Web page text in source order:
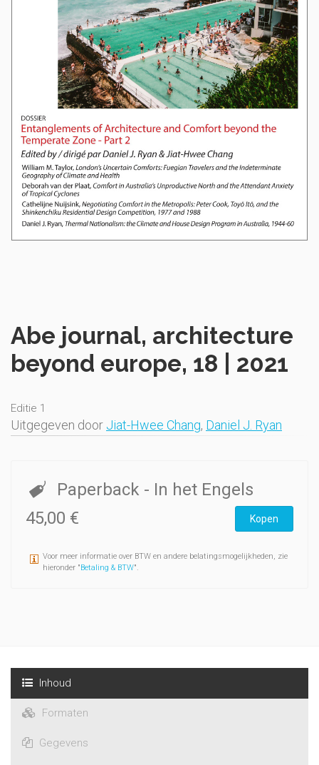
Abe journal, architecture
beyond europe, 18 | 2021
Editie 1
Uitgegeven door Jiat-Hwee Chang, Daniel J. Ryan
Paperback - In het Engels
45,00 €
Kopen
Voor meer informatie over BTW en andere belatingsmogelijkheden, zie
hieronder "Betaling & BTW".
Inhoud
Formaten
Gegevens